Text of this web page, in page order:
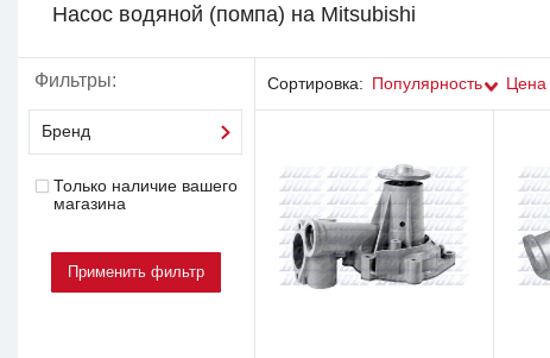
Насос водяной (помпа) на Mitsubishi
Фильтры:
Бренд
Только наличие вашего
магазина
Сортировка: Популярность Цена